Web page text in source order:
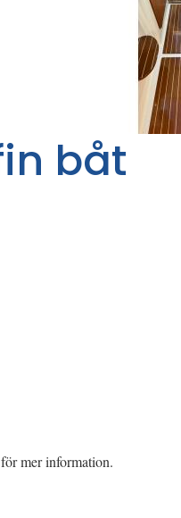
båt
mer information.